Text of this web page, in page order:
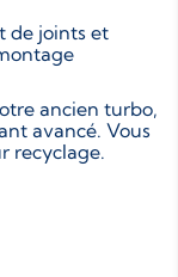
de joints et
ancien turbo,
avancé. Vous
recyclage.